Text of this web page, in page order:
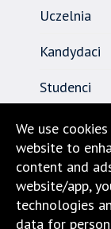
Uczelnia
Kandydaci
Studenci
Pracownicy
Nauka
Biuro karier
We use
website to
content and
website/app,
technologies
data for